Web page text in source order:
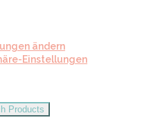
ändern
Einstellungen